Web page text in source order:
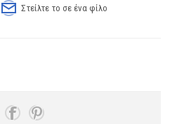
Στείλτε το σε ένα φίλο